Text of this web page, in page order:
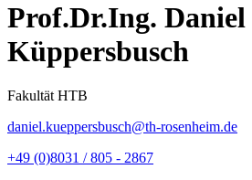
Prof.Dr.Ing. Daniel
Küppersbusch
Fakultät HTB
daniel.kueppersbusch@th-rosenheim.de
+49 (0)8031 / 805 - 2867